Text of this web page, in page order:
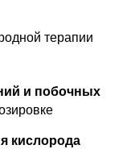
терапии
и побочных
кислорода